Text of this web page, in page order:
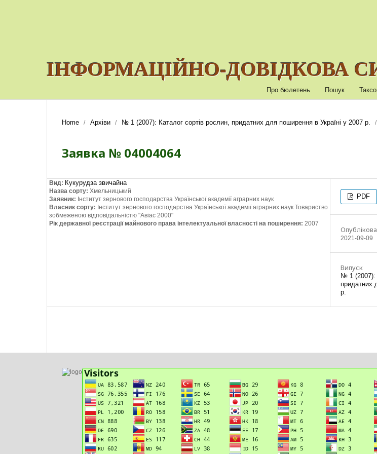
ІНФОРМАЦІЙНО-ДОВІДКОВА
Про бюлетень Пошук
Home / Архіви / № 1 (2007): Каталог сортів рослин, придатних для поширення в Україні у 2007 р. /
Заявка № 04004064
Вид: Кукурудза звичайна
Назва сорту: Хмельницький
Заявник: Інститут зернового господарства Української академії аграрних наук
Власник сорту: Інститут зернового господарства Української академії аграрних наук Товариство
зобмеженою відповідальністю "Авіас 2000"
Рік державної реєстрації майнового права інтелектуальної власності на поширення: 2007
PDF
2021-09-09
Випуск
№ 1 (2007):
придатних
р.